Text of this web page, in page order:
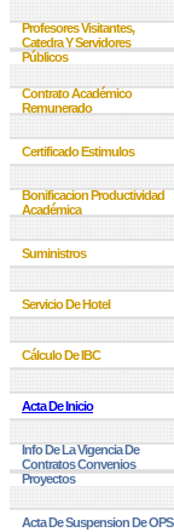
Profesores Visitantes,
Catedra Y Servidores
Públicos
Contrato Académico
Remunerado
Certificado Estimulos
Bonificacion Productividad
Académica
Suministros
Servicio De Hotel
Cálculo De IBC
Acta De Inicio
Info De La Vigencia De
Contratos Convenios
Proyectos
Acta De Suspension De OPS